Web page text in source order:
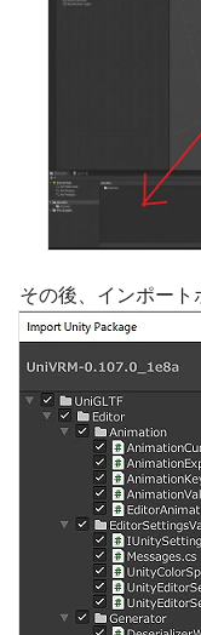
その後、インポート